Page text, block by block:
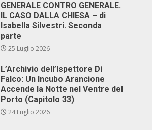
GENERALE CONTRO GENERALE.
IL CASO DALLA CHIESA – di
Isabella Silvestri. Seconda
parte
25 Luglio 2026
L’Archivio dell’Ispettore Di
Falco: Un Incubo Arancione
Accende la Notte nel Ventre del
Porto (Capitolo 33)
24 Luglio 2026